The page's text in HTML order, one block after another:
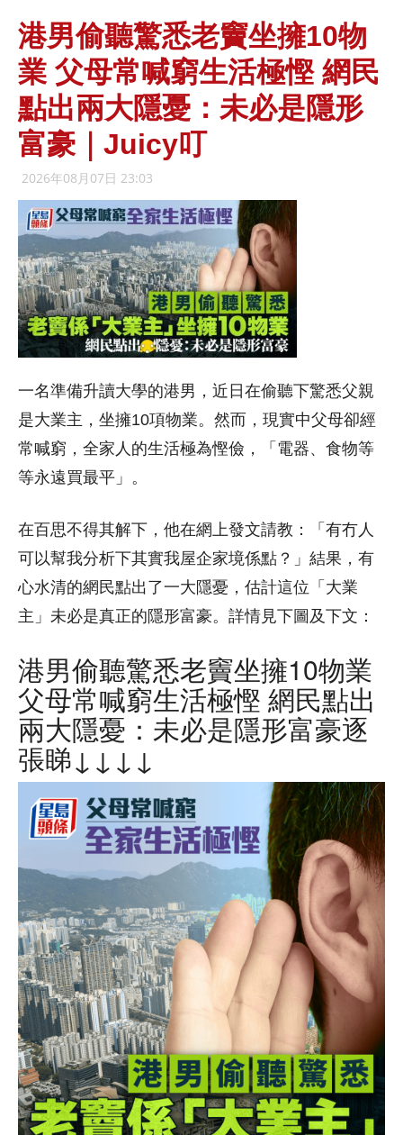
港男偷聽驚悉老竇坐擁10物
業 父母常喊窮生活極慳 網民
點出兩大隱憂：未必是隱形
富豪｜Juicy叮
2026年08月07日 23:03
一名準備升讀大學的港男，近日在偷聽下驚悉父親
是大業主，坐擁10項物業。然而，現實中父母卻經
常喊窮，全家人的生活極為慳儉，「電器、食物等
等永遠買最平」。
在百思不得其解下，他在網上發文請教：「有冇人
可以幫我分析下其實我屋企家境係點？」結果，有
心水清的網民點出了一大隱憂，估計這位「大業
主」未必是真正的隱形富豪。詳情見下圖及下文：
港男偷聽驚悉老竇坐擁10物業
父母常喊窮生活極慳 網民點出
兩大隱憂：未必是隱形富豪逐
張睇↓↓↓↓